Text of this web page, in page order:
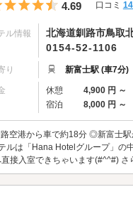
5つ星のうち4.5
4.69 口コミ
ル情報
北海道釧路市鳥取
0154-52-1106
り 新富士駅 (車7分)
休憩 4,900 円 ～
宿泊
8,000 円 ～
空港から車で約18分 ◎新富士
ルは「Hana Hotelグループ」
接入室できちゃいます(#^^#) さ